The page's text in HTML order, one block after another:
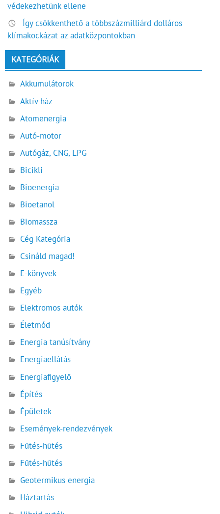
védekezhetünk ellene
Így csökkenthető a többszázmilliárd dolláros
klímakockázat az adatközpontokban
KATEGÓRIÁK
Akkumulátorok
Aktív ház
Atomenergia
Autó-motor
Autógáz, CNG, LPG
Bicikli
Bioenergia
Bioetanol
Biomassza
Cég Kategória
Csináld magad!
E-könyvek
Egyéb
Elektromos autók
Életmód
Energia tanúsítvány
Energiaellátás
Energiafigyelő
Építés
Épületek
Események-rendezvények
Fűtés-hűtés
Fűtés-hűtés
Geotermikus energia
Háztartás